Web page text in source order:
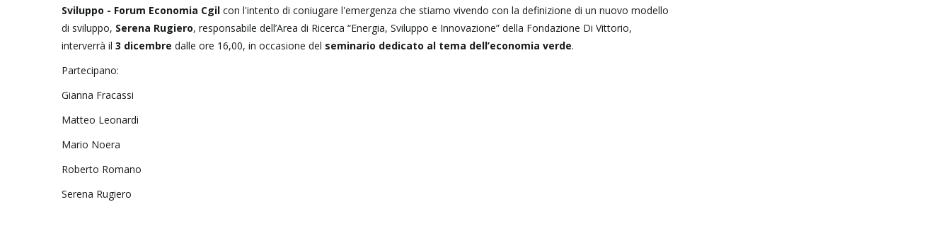
Sviluppo - Forum Economia Cgil con l'intento di coniugare l'emergenza che stiamo vivendo con la definizione di un nuovo modello
di sviluppo, Serena Rugiero, responsabile dell’Area di Ricerca “Energia, Sviluppo e Innovazione” della Fondazione Di Vittorio,
interverrà il 3 dicembre dalle ore 16,00, in occasione del seminario dedicato al tema dell’economia verde.
Partecipano:
Gianna Fracassi
Matteo Leonardi
Mario Noera
Roberto Romano
Serena Rugiero